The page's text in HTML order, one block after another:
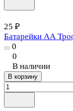
25 ₽
Батарейки АА
0
0
В наличии
В корзину